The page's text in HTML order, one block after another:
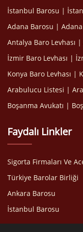
İstanbul Barosu |
Adana Barosu |
Antalya Baro Levhası
İzmir Baro Levhası |
Konya Baro Levhası |
Arabulucu Listesi |
Boşanma Avukatı |
Faydalı Linkler
Sigorta Firmaları Ve
Türkiye Barolar Birliği
Ankara Barosu
İstanbul Barosu